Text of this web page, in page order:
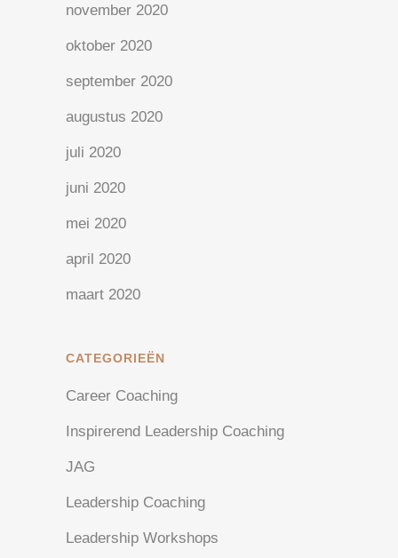
november 2020
oktober 2020
september 2020
augustus 2020
juli 2020
juni 2020
mei 2020
april 2020
maart 2020
CATEGORIEËN
Career Coaching
Inspirerend Leadership Coaching
JAG
Leadership Coaching
Leadership Workshops